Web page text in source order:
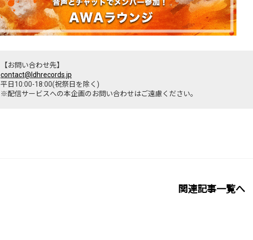
【お問い合わせ先】
contact@ldhrecords.jp
平日10:00-18:00(祝祭日を除く)
※配信サービスへの本企画のお問い合わせはご遠慮ください。
関連記事一覧へ